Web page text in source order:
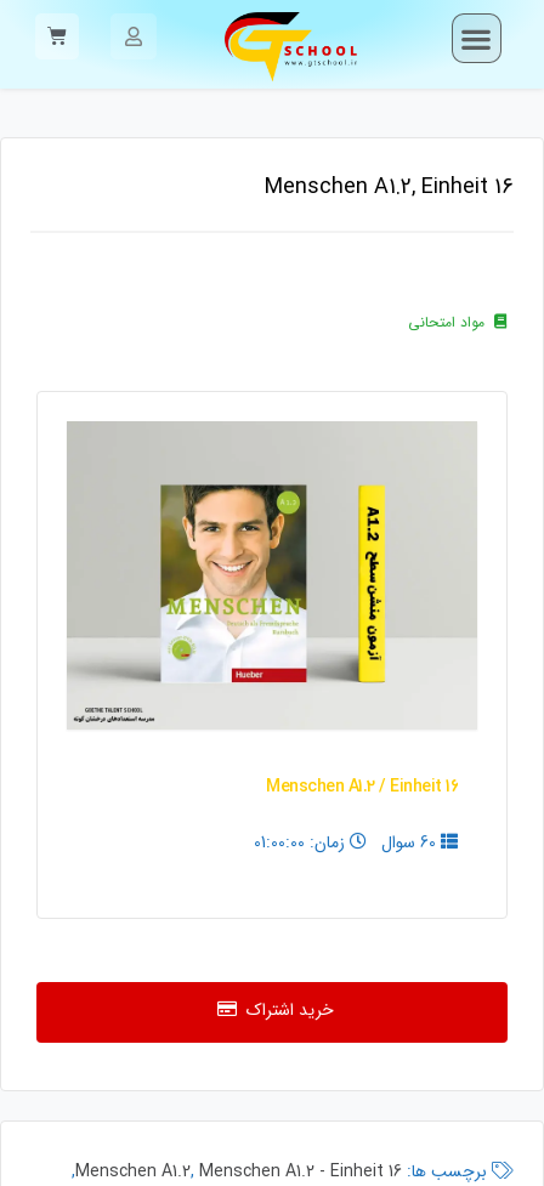
Menschen A1.2, Einheit 16
مواد امتحانی
Menschen A1.2 / Einheit 16
زمان: 01:00:00
خرید اشتراک
برچسب ها: Menschen A1.2, Menschen A1.2 - Einheit 16
,